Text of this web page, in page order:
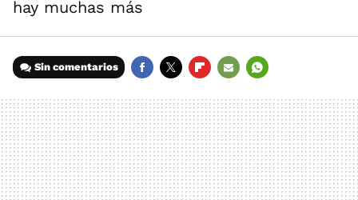
hay muchas más
Sin comentarios
MAIL